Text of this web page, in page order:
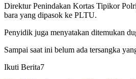
Direktur Penindakan Kortas Tipikor
bara yang dipasok ke PLTU.
Penyidik juga menyatakan ditemukan
Sampai saat ini belum ada tersangka
Ikuti Berita7